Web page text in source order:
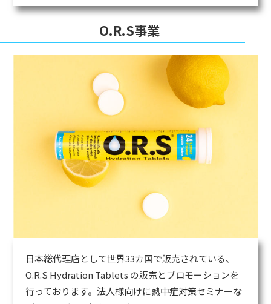
O.R.S事業
日本総代理店として世界33カ国で販売されている、
O.R.S Hydration Tablets の販売とプロモーションを
行っております。法人様向けに熱中症対策セミナーな